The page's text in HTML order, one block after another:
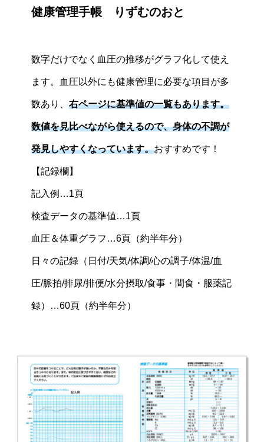
健康管理手帳 りずむのおと
数字だけでなく血圧の推移がグラフ化して使え
ます。血圧以外にも健康管理に必要な項目が多
数あり、 右ページに基準値の一覧もあります。
数値を見比べながら使えるので、身体の不調が
発見しやすくなっています。おすすめです！
【記録欄】
記入例…1頁
検査データの基準値…1頁
血圧＆体重グラフ…6頁（約半年分）
日々の記録（日付/天気/体調/心の調子/体温/血
圧/脈拍/排尿/排便/水分摂取/食事・間食・服薬記
録）…60頁（約半年分）